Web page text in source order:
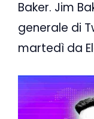
Baker. Jim
generale di
martedì da